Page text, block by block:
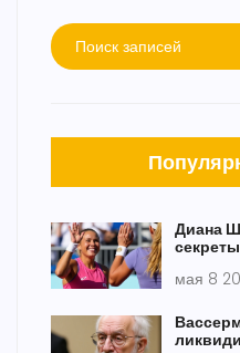
Диана
Свёнтек
мая 8